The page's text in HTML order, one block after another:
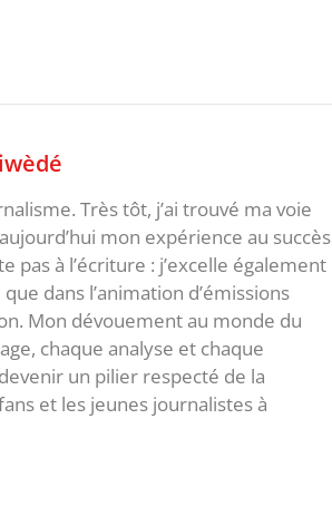
Très tôt, j’ai trouvé ma voie
mon expérience au succès
pas à l’écriture : j’excelle également
dans l’animation d’émissions
Mon dévouement au monde du
chaque analyse et chaque
un pilier respecté de la
et les jeunes journalistes à